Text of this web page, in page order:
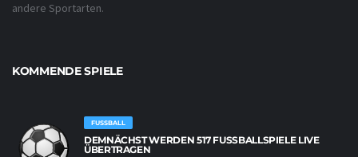
andere Sportarten.
KOMMENDE SPIELE
FUSSBALL
DEMNÄCHST WERDEN 517 FUSSBALLSPIELE LIVE Ü
BERTRAGEN